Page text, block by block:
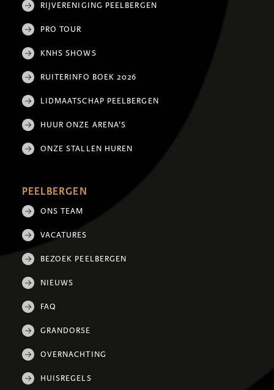
RIJVERENIGING PEELBERGEN
PRO TOUR
KNHS SHOWS
RUITERINFO BOEK 2026
LIDMAATSCHAP PEELBERGEN
HUUR ONZE ARENA'S
ONZE STALLEN HUREN
PEELBERGEN
ONS TEAM
VACATURES
BEZOEK PEELBERGEN
NIEUWS
FAQ
GRANDORSE
OVERNACHTING
HUISREGELS